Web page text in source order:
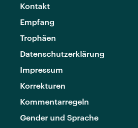
Kontakt
Empfang
Trophäen
Datenschutzerklärung
Impressum
Korrekturen
Kommentarregeln
Gender und Sprache